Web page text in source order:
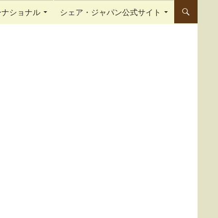
ショナル シェア・ジャパン公式サイト